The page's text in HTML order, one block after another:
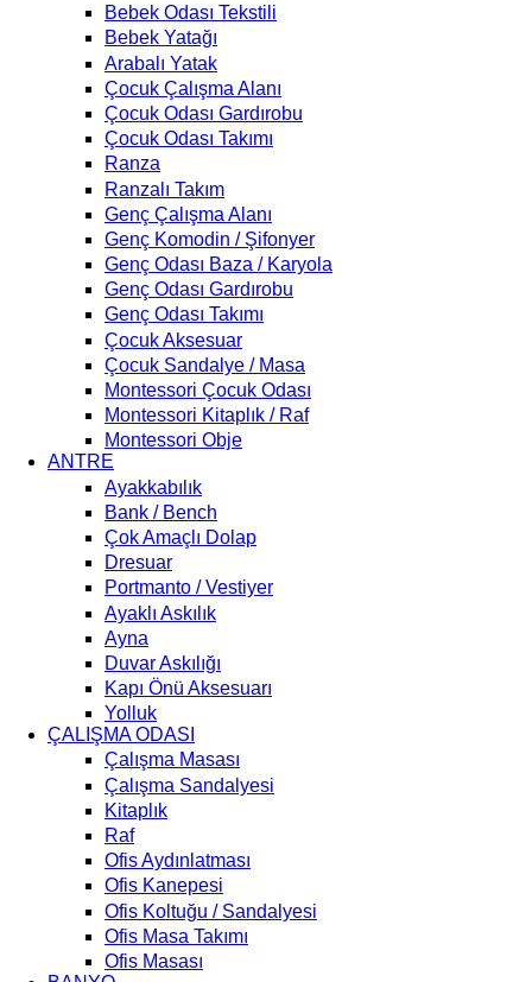
Bebek Odası Tekstili
Bebek Yatağı
Arabalı Yatak
Çocuk Çalışma Alanı
Çocuk Odası Gardırobu
Çocuk Odası Takımı
Ranza
Ranzalı Takım
Genç Çalışma Alanı
Genç Komodin / Şifonyer
Genç Odası Baza / Karyola
Genç Odası Gardırobu
Genç Odası Takımı
Çocuk Aksesuar
Çocuk Sandalye / Masa
Montessori Çocuk Odası
Montessori Kitaplık / Raf
Montessori Obje
ANTRE
Ayakkabılık
Bank / Bench
Çok Amaçlı Dolap
Dresuar
Portmanto / Vestiyer
Ayaklı Askılık
Ayna
Duvar Askılığı
Kapı Önü Aksesuarı
Yolluk
ÇALIŞMA ODASI
Çalışma Masası
Çalışma Sandalyesi
Kitaplık
Raf
Ofis Aydınlatması
Ofis Kanepesi
Ofis Koltuğu / Sandalyesi
Ofis Masa Takımı
Ofis Masası